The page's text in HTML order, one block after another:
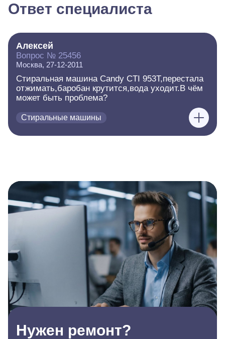
Ответ специалиста
Алексей
Вопрос № 25456
Москва, 27-12-2011
Стиральная машина Candy CTI 953T,перестала
отжимать,баробан крутится,вода уходит.В чём
может быть проблема?
Стиральные машины
Нужен ремонт?